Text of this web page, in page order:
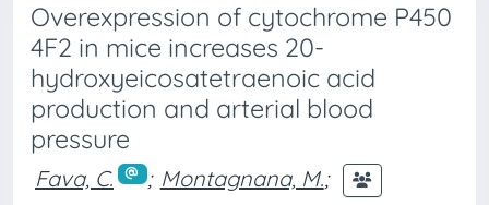
Overexpression of cytochrome P450
4F2 in mice increases 20-
hydroxyeicosatetraenoic acid
production and arterial blood
pressure
Fava, C. ; Montagnana, M.;